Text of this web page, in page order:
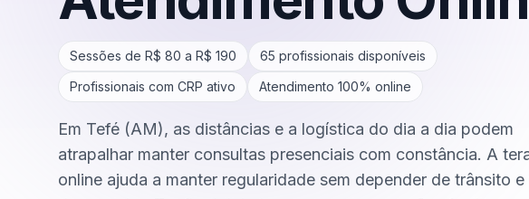
Sessões de R$ 80 a R$ 190 65 profissionais disponíveis
Profissionais com CRP ativo
Atendimento 100% online
Em Tefé (AM), as distâncias e a logística do dia a dia podem
atrapalhar manter consultas presenciais com constância. A
online ajuda a manter regularidade sem depender de trânsito